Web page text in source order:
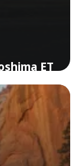
ET